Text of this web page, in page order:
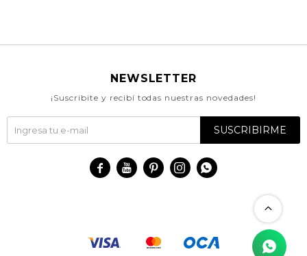
NEWSLETTER
¡Suscribite y recibí todas nuestras novedades!
SUSCRIBIRME
    